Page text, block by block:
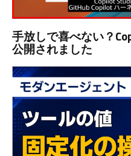
手放しで喜べない？
公開されました